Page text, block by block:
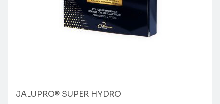
JALUPRO® SUPER HYDRO